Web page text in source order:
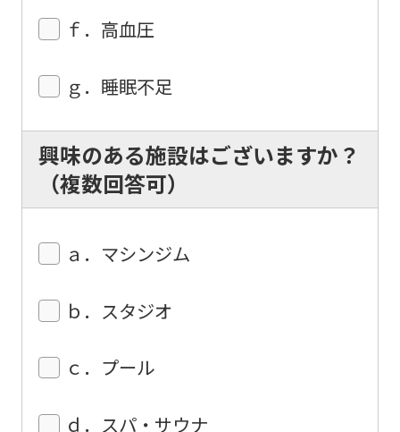
ｆ．高血圧
ｇ．睡眠不足
興味のある施設はございますか？
（複数回答可）
ａ．マシンジム
ｂ．スタジオ
ｃ．プール
ｄ．スパ・サウナ
service.